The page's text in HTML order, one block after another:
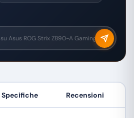
Specifiche Recensioni